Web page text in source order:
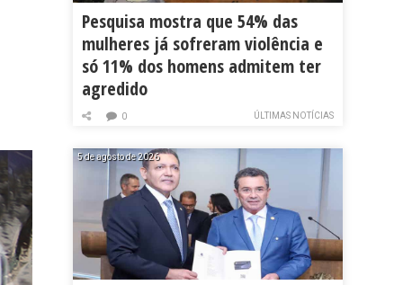
Pesquisa mostra que 54% das
mulheres já sofreram violência e
só 11% dos homens admitem ter
agredido
ÚLTIMAS NOTÍCIAS
0
5 de agosto de 2026